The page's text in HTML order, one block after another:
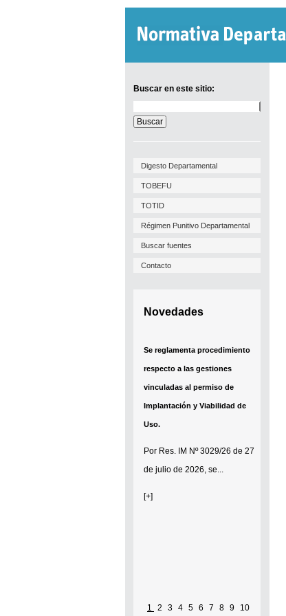
Buscar en este sitio:
en
este
sitio:
Digesto Departamental
TOBEFU
TOTID
Régimen Punitivo Departamental
Buscar fuentes
Contacto
Novedades
Se reglamenta procedimiento
respecto a las gestiones
vinculadas al permiso de
Implantación y Viabilidad de
Uso.
Por Res. IM Nº 3029/26 de 27
de julio de 2026, se...
[+]
1 2 3 4 5 6 7 8 9 10